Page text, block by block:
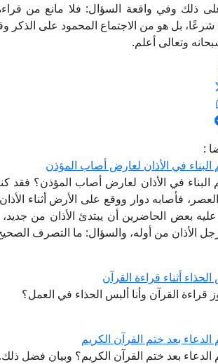
ذلك وفي واقعة السؤال: فلا مانع من
شرعًا، بل هو من الاجتماع المحمود على الذكر
وتعالى أعلم.
:
في الأذان لعارض أصاب المؤذن
البناء في الأذان لعارض أصاب المؤذن؟ فقد
فأصابه دوار ووقع على الأرض أثناء
بعض الحاضرين أن يبتدئ الأذان من
الأذان من أوله، والسؤال: ما التصرف
أثناء قراءة القرآن
قراءة القرآن وأنا ألبس الحذاء في العمل؟
بعد ختم القرآن الكريم
بعد ختم القرآن الكريم؟ وبيان فضل ذلك.